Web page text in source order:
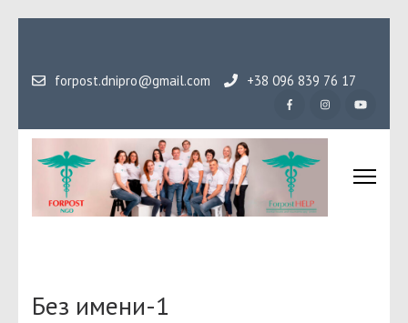
вмісту
Enter)
forpost.dnipro@gmail.com +38 096 839 76 17
Без имени-1